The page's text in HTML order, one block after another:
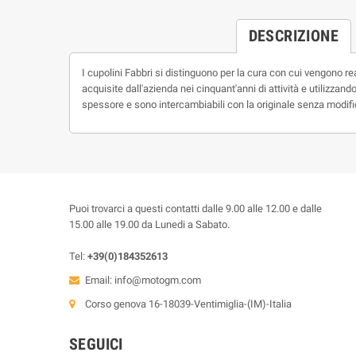
DESCRIZIONE
I cupolini Fabbri si distinguono per la cura con cui vengono
acquisite dall'azienda nei cinquant'anni di attività e
spessore e sono intercambiabili con la originale senza
Puoi trovarci a questi contatti dalle 9.00 alle 12.00 e dalle
15.00 alle 19.00 da Lunedi a Sabato.
Tel: +39(0)184352613
Email: info@motogm.com
Corso genova 16-18039-Ventimiglia-(IM)-Italia
SEGUICI